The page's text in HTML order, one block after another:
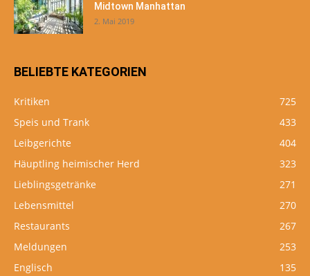
Midtown Manhattan
2. Mai 2019
BELIEBTE KATEGORIEN
Kritiken
725
Speis und Trank
433
Leibgerichte
404
Häuptling heimischer Herd
323
Lieblingsgetränke
271
Lebensmittel
270
Restaurants
267
Meldungen
253
Englisch
135